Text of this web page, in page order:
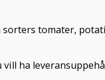
tomater,
ha